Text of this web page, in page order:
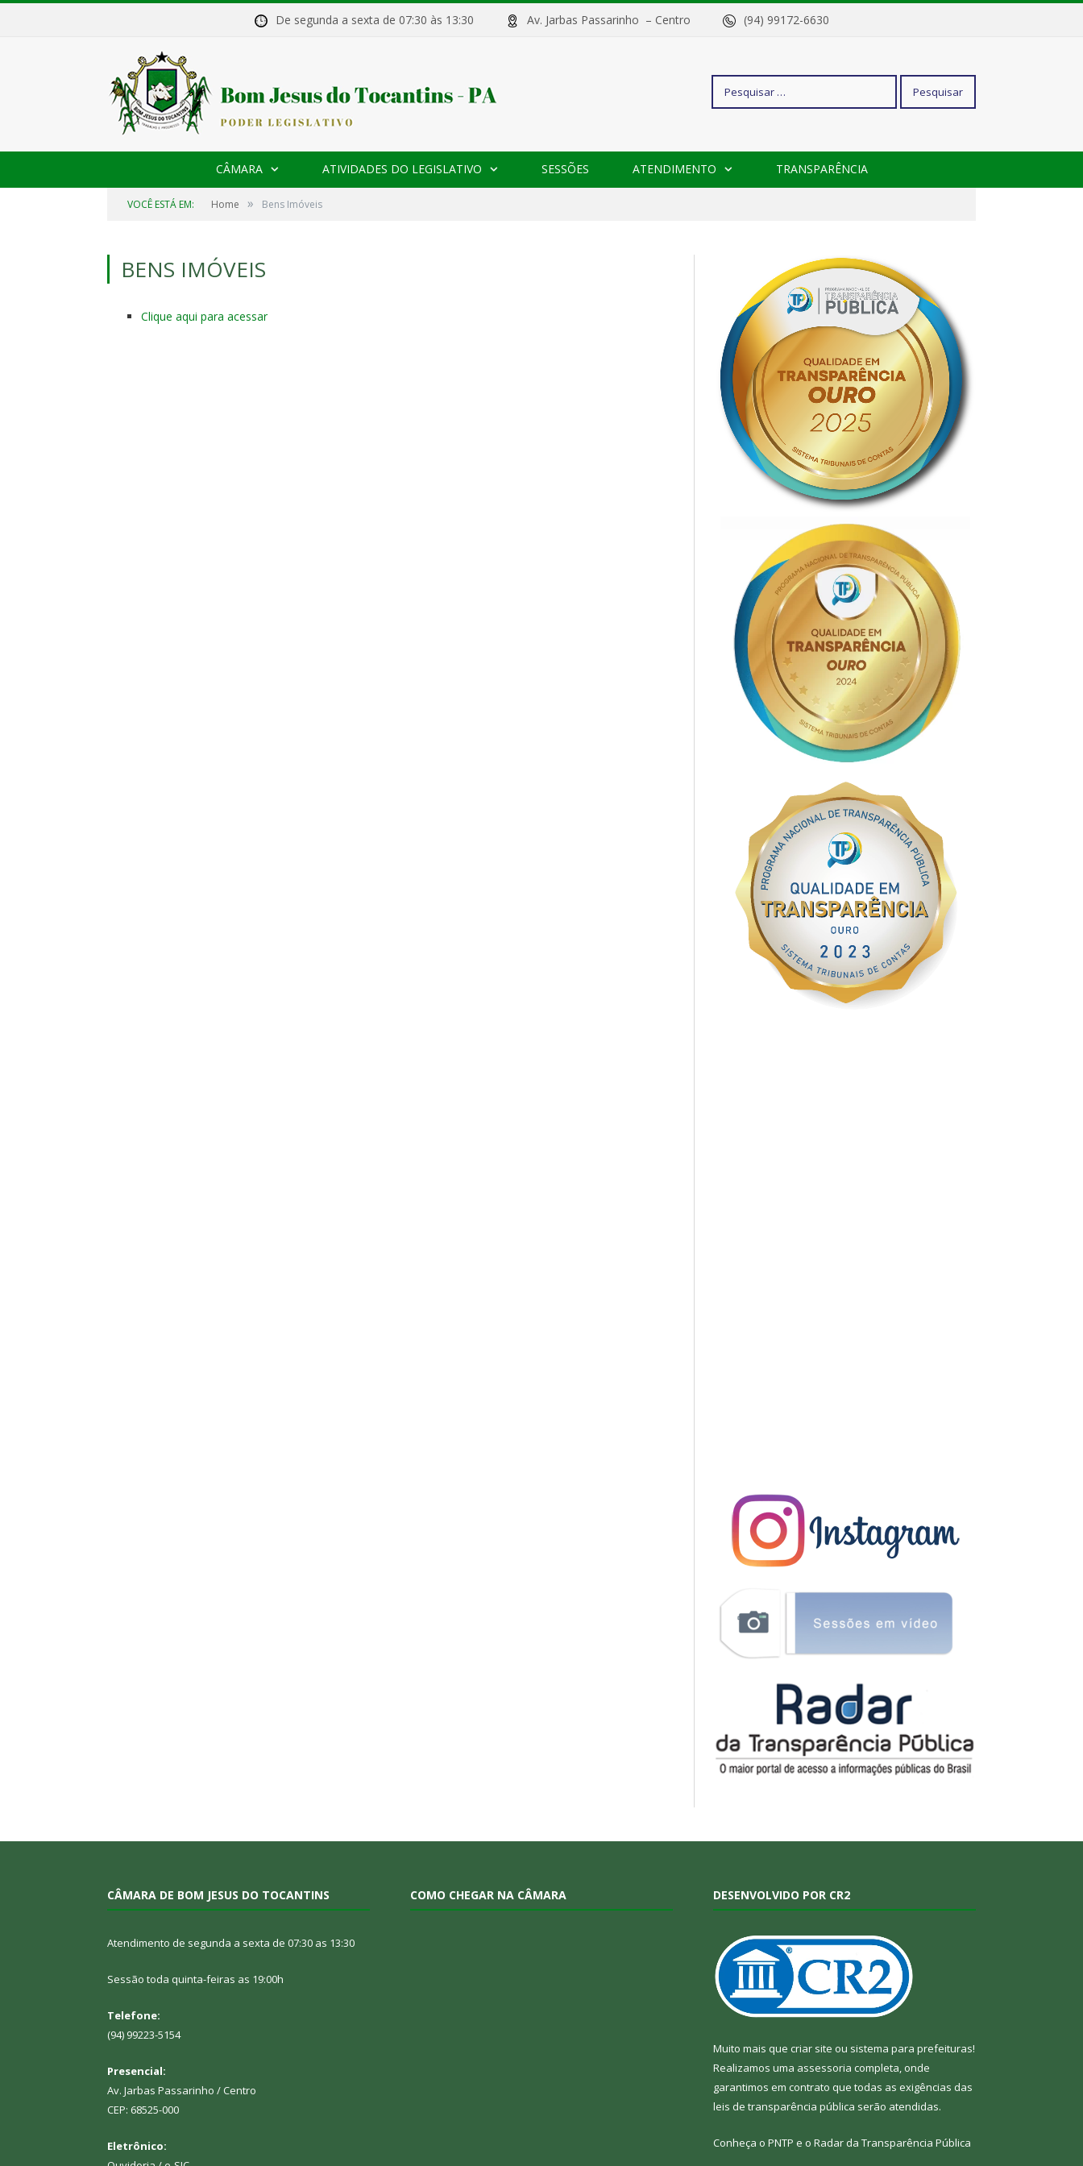
De segunda a sexta de 07:30 às 13:30 Av. Jarbas Passarinho – Centro (94) 99172-6630
Pesquisar
CÂMARA ATIVIDADES DO LEGISLATIVO SESSÕES ATENDIMENTO TRANSPARÊNCIA
VOCÊ ESTÁ EM: Home » Bens Imóveis
BENS IMÓVEIS
Clique aqui para acessar
CÂMARA DE BOM JESUS DO TOCANTINS
Atendimento de segunda a sexta de 07:30 as 13:30
Sessão toda quinta-feiras as 19:00h
Telefone:
(94) 99223-5154
Presencial:
Av. Jarbas Passarinho / Centro
CEP: 68525-000
Eletrônico:
COMO CHEGAR NA CÂMARA DESENVOLVIDO POR CR2
Muito mais que criar site ou sistema para prefeituras!
Realizamos uma assessoria completa, onde
garantimos em contrato que todas as exigências das
leis de transparência pública serão atendidas.
Conheça o PNTP e o Radar da Transparência Pública